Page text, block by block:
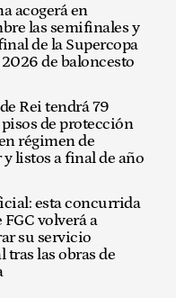
acogerá en
las semifinales y
de la Supercopa
2026 de baloncesto
Rei tendrá 79
de protección
régimen de
listos a final de año
esta concurrida
volverá a
su servicio
tras las obras de